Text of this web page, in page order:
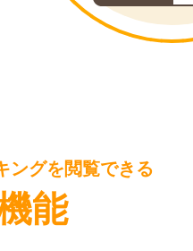
ングを閲覧できる
能